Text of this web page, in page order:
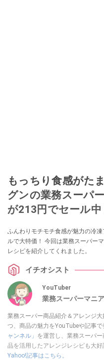
もっちり食感がた
グンの業務スーパ
が213円でセール中
ふんわりモチモチ食感が魅力の冷
ルで大特価！ 今回は業務スーパー
レシピを紹介してくれました。
イチオシスト
YouTuber
業務スーパーマニ
業務スーパー商品紹介＆アレンジ
つ、商品の魅力をYouTubeや記事
ャンネル」 を運営し、業務スーパ
品を活用したアレンジレシピも大
Yahoo!記事はこちら。